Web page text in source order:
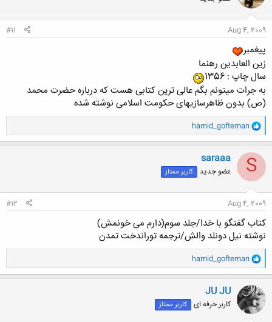
ا
Aug 4, 2009
#11
پیغمبر
زین العابدین رهنما
سال چاپ : 1356
به جرات میتونم بگم عالی ترین کتابی هست که درباره حضرت محمد
(ص) بدون ظاهرسازیهای حکومت اسلامی نوشته شده
و
ا
ک
ن
ش
ه
ا
hamid_gofteman
S
saraaa
عضو جدید کاربر ممتاز
Aug 4, 2009
#12
کتاب گفتگو با خدا/جلد سوم(دارم می خونمش)
نوشته نیل دونلد والش/ترجمه توراندخت تمدن
و
ا
ک
ن
ش
ه
ا
hamid_gofteman
JU JU
کاربر حرفه ای کاربر ممتاز